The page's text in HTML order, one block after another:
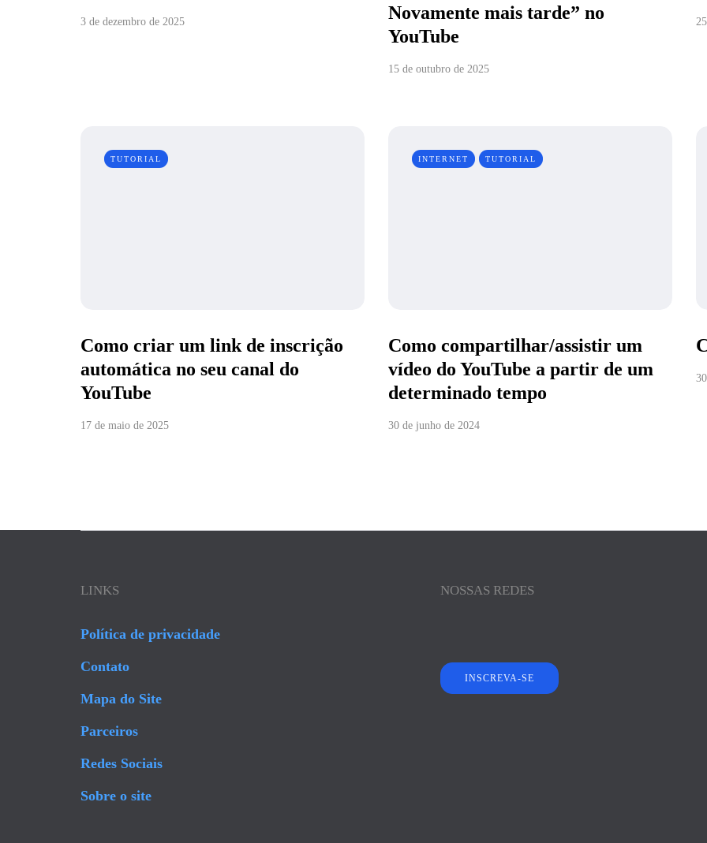
3 de dezembro de 2025
Novamente mais tarde” no
YouTube
15 de outubro de 2025
TUTORIAL
Como criar um link de inscrição
automática no seu canal do
YouTube
17 de maio de 2025
INTERNET TUTORIAL
Como compartilhar/assistir um
vídeo do YouTube a partir de um
determinado tempo
30 de junho de 2024
LINKS
Política de privacidade
Contato
Mapa do Site
Parceiros
Redes Sociais
Sobre o site
NOSSAS REDES
INSCREVA-SE